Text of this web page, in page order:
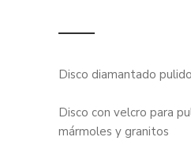
Disco diamantado
Disco con velcro para
mármoles y granitos